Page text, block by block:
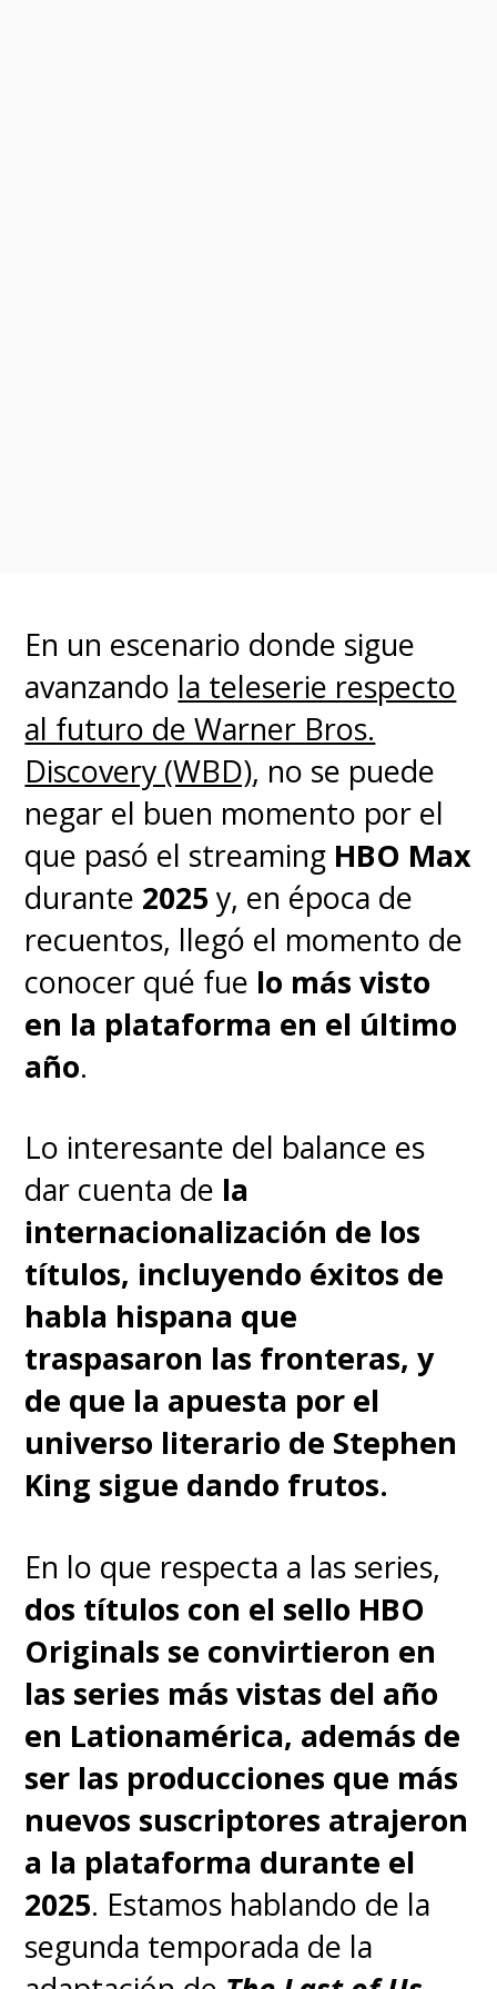
Thalloncomo el profesor de
Defensa Contra las Artes
OscurasQuirinus Quirrell
quien fuera interpretado por Ian
Hart en las películas; y a Paul
WhitehousecomoArgus Filch,
el despreciable vigilante y
celador de Hogwarts que fue
interpretado por David
Bradley.Ya queremos ver a la
Señora Norris
La serie adaptará desde cero
las siete novelas de la
saga,una por temporada,
prometiendo ser muchísimo
más fiel a la historia de la
saga literaria.
"Es un privilegio contar con
talentos tan extraordinarios, y
estamos ansiosos por ver cómo
En un escenario donde sigue
avanzando la teleserie respecto
al futuro de Warner Bros.
Discovery (WBD), no se puede
negar el buen momento por el
que pasó el streaming HBO Max
durante 2025 y, en época de
recuentos, llegó el momento de
conocer qué fue lo más visto
en la plataforma en el último
año.
Lo interesante del balance es
dar cuenta de la
internacionalización de los
títulos, incluyendo éxitos de
habla hispana que
traspasaron las fronteras, y
de que la apuesta por el
universo literario de Stephen
King sigue dando frutos.
En lo que respecta a las series,
dos títulos con el sello HBO
Originals se convirtieron en
las series más vistas del año
en Lationamérica, además de
ser las producciones que más
nuevos suscriptores atrajeron
a la plataforma durante el
2025. Estamos hablando de la
segunda temporada de la